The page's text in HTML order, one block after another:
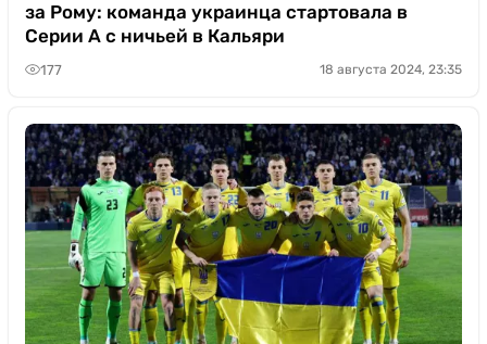
за Рому: команда украинца стартовала в
Серии А с ничьей в Кальяри
177 18 августа 2024, 23:35